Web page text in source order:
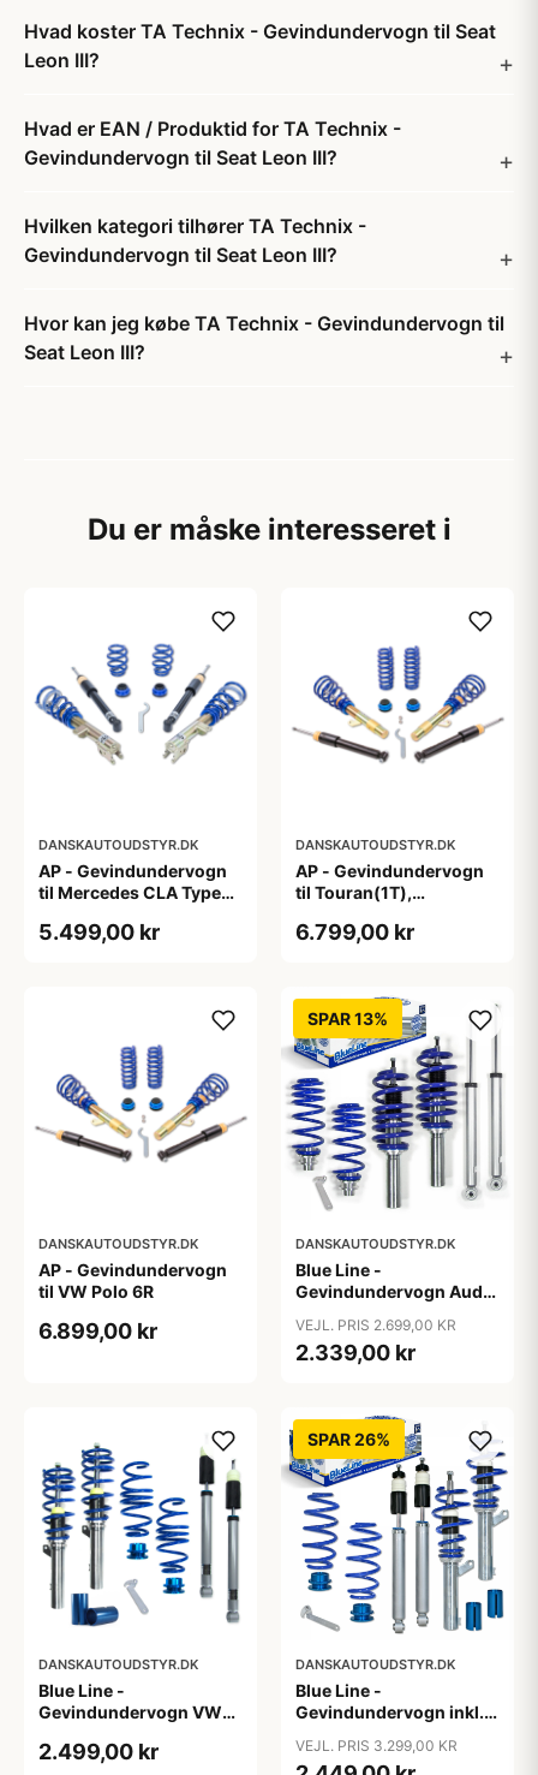
Hvad koster TA Technix - Gevindundervogn til Seat
Leon III?
Hvad er EAN / Produktid for TA Technix -
Gevindundervogn til Seat Leon III?
Hvilken kategori tilhører TA Technix -
Gevindundervogn til Seat Leon III?
Hvor kan jeg købe TA Technix - Gevindundervogn til
Seat Leon III?
Du er måske interesseret i
DANSKAUTOUDSTYR.DK
AP - Gevindundervogn
til Mercedes CLA Type
5.499,00 kr
DANSKAUTOUDSTYR.DK
AP - Gevindundervogn
til Touran(1T),
Quattro(8P), fjedreben
6.799,00 kr
DANSKAUTOUDSTYR.DK
AP - Gevindundervogn
til VW Polo 6R
6.899,00 kr
SPAR 13%
DANSKAUTOUDSTYR.DK
Blue Line -
Gevindundervogn Audi
TDI/2.0 TFSI/2.7/3.0
TDI/3.2 FSI, 2007-2011
VEJL. PRIS 2.699,00 KR
2.339,00 kr
DANSKAUTOUDSTYR.DK
Blue Line -
Gevindundervogn VW
2014- - Multi-link,
2.499,00 kr
SPAR 26%
DANSKAUTOUDSTYR.DK
Blue Line -
Gevindundervogn inkl.
1.4 TSi, 1.6, 2.0, 2.0T /
VEJL. PRIS 3.299,00 KR